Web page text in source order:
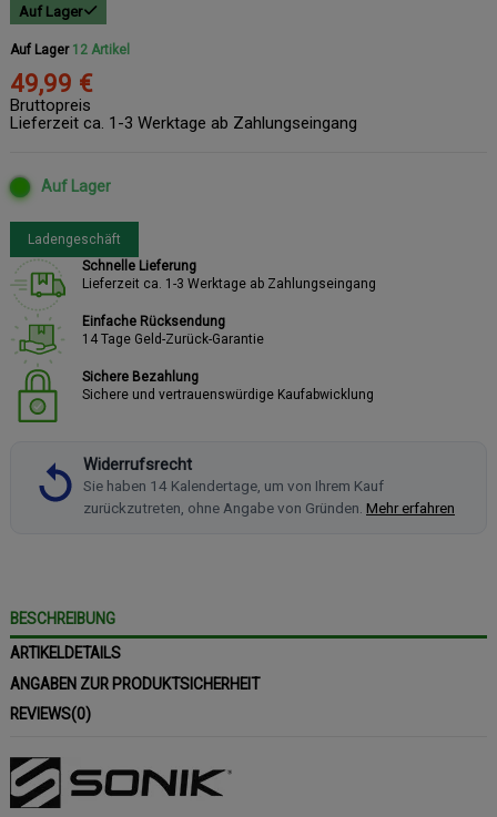
Auf Lager
Auf Lager 12 Artikel
49,99 €
Bruttopreis
Lieferzeit ca. 1-3 Werktage ab Zahlungseingang
Auf Lager
Ladengeschäft
Schnelle Lieferung
Lieferzeit ca. 1-3 Werktage ab Zahlungseingang
Einfache Rücksendung
14 Tage Geld-Zurück-Garantie
Sichere Bezahlung
Sichere und vertrauenswürdige Kaufabwicklung
Widerrufsrecht
Sie haben 14 Kalendertage, um von Ihrem Kauf
zurückzutreten, ohne Angabe von Gründen. Mehr erfahren
BESCHREIBUNG
ARTIKELDETAILS
ANGABEN ZUR PRODUKTSICHERHEIT
REVIEWS(0)